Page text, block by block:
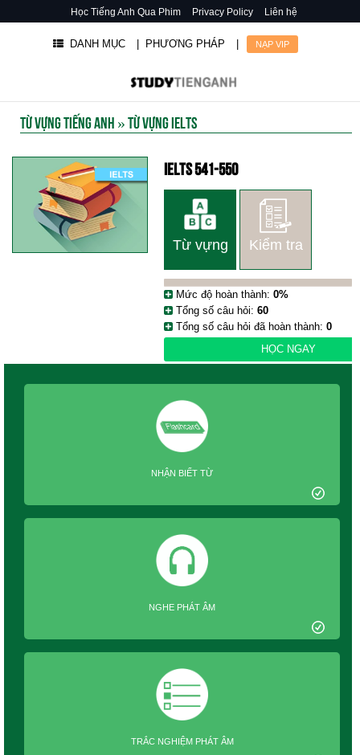
Học Tiếng Anh Qua Phim Privacy Policy Liên hệ
DANH MỤC | PHƯƠNG PHÁP NẠP VIP
TỪ VỰNG TIẾNG ANH »TỪ VỰNG IELTS
IELTS 541-550
Từ vựng Kiểm tra
Mức độ hoàn thành:0%
Tổng số câu hỏi:60
Tổng số câu hỏi đã hoàn thành:0
HỌC NGAY
NHẬN BIẾT TỪ
NGHE PHÁT ÂM
TRẮC NGHIỆM PHÁT ÂM